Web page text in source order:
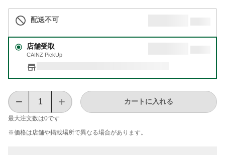
配送不可
店舗受取
CAINZ PickUp
最大注文数は0です
カートに入れる
※価格は​店舗や​掲載場所で​異なる​場合が​あります。